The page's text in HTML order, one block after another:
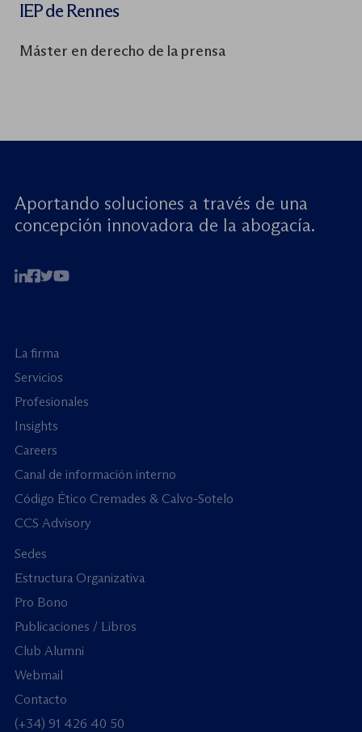
IEP de Rennes
Máster en derecho de la prensa
Aportando soluciones a través de una
concepción innovadora de la abogacía.
La firma
Servicios
Profesionales
Insights
Careers
Canal de información interno
Código Ético Cremades & Calvo-Sotelo
CCS Advisory
Sedes
Estructura Organizativa
Pro Bono
Publicaciones / Libros
Club Alumni
Webmail
Contacto
(+34) 91 426 40 50